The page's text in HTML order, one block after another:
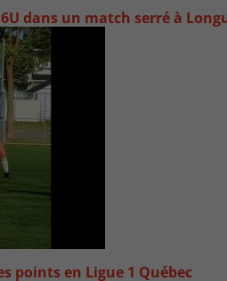
dans un match serré à
points en Ligue 1 Québec